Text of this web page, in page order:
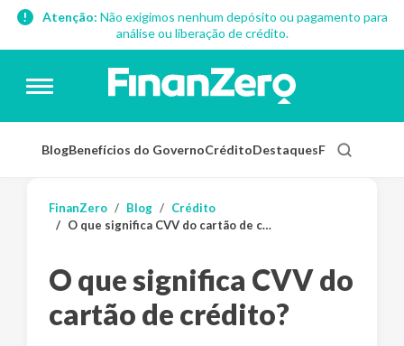
Atenção: Não exigimos nenhum depósito ou pagamento para
análise ou liberação de crédito.
BlogBenefícios do GovernoCréditoDestaquesFinanças
FinanZero Blog
Crédito
O que significa CVV do cartão de crédito?
O que significa CVV do
cartão de crédito?